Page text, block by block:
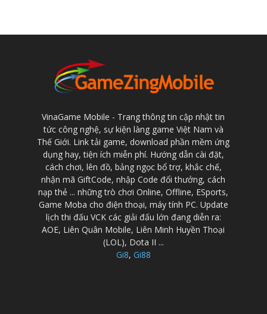
VinaGame Mobile - Trang thông tin cập nhật tin
tức công nghệ, sự kiện làng game Việt Nam và
Thế Giới. Link tải game, download phần mềm ứng
dụng hay, tiện ích miễn phí. Hướng dẫn cài đặt,
cách chơi, lên đồ, bảng ngọc bổ trợ, khắc chế,
nhận mã GiftCode, nhập Code đổi thưởng, cách
nạp thẻ ... những trò chơi Online, Offline, ESports,
Game Moba cho điện thoại, máy tính PC. Update
lịch thi đấu VCK các giải đấu lớn đang diễn ra:
AOE, Liên Quân Mobile, Liên Minh Huyền Thoại
(LOL), Dota II ...
Gi8, Gi88